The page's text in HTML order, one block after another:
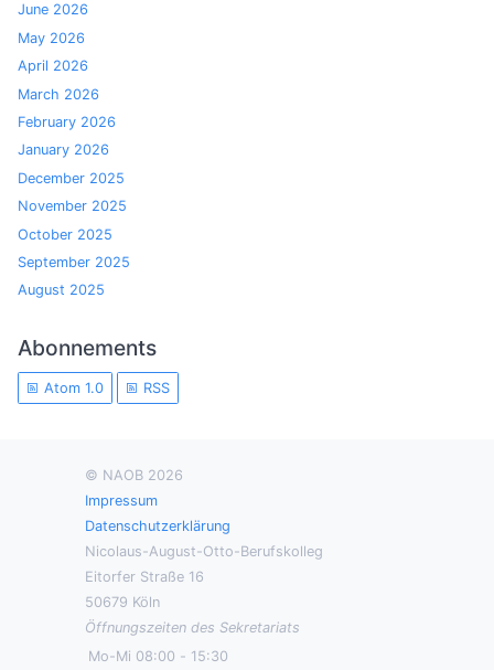
June 2026
May 2026
April 2026
March 2026
February 2026
January 2026
December 2025
November 2025
October 2025
September 2025
August 2025
Abonnements
Atom 1.0 RSS
© NAOB 2026
Impressum
Datenschutzerklärung
Nicolaus-August-Otto-Berufskolleg
Eitorfer Straße 16
50679 Köln
Öffnungszeiten des Sekretariats
Mo-Mi 08:00 - 15:30